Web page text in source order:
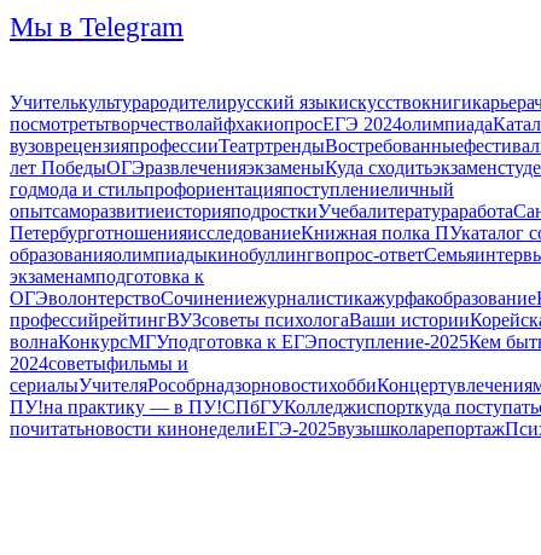
Мы в Telegram
Учителькультурародителирусский языкискусствокнигикарьера
посмотретьтворчестволайфхакиопросЕГЭ 2024олимпиада
вузоврецензияпрофессииТеатртрендыВостребованные
лет ПобедыОГЭразвлеченияэкзаменыКуда сходитьэкзамен
годмода и стильпрофориентацияпоступлениеличный
опытсаморазвитиеисторияподросткиУчебалитератураработа
ПетербурготношенияисследованиеКнижная полка ПУкаталог
образованияолимпиадыкинобуллингвопрос-ответСемья
экзаменамподготовка к
ОГЭволонтерствоСочинениежурналистикажурфакобразование
профессийрейтингВУЗсоветы психологаВаши истории
волнаКонкурсМГУподготовка к ЕГЭпоступление-2025Кем
2024советыфильмы и
сериалыУчителяРособрнадзорновостихоббиКонцертувлечения
ПУ!на практику — в ПУ!СПбГУКолледжиспорткуда поступать
почитатьновости кинонеделиЕГЭ-2025вузышколарепортаж